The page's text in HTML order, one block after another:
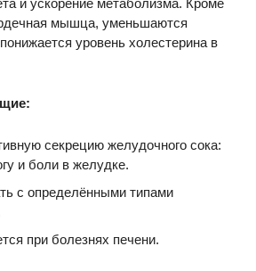
мышца, уменьшаются
уровень холестерина в
секрецию желудочного сока:
и боли в желудке.
с определёнными типами
при болезнях печени.